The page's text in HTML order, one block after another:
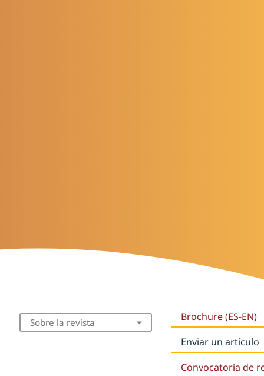
Sobre la revista
Brochure (ES-EN)
Enviar un artículo
Convocatoria de